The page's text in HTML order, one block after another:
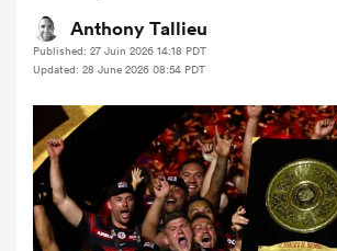
Anthony Tallieu
Published: 27 Juin 2026 14:18 PDT
Updated: 28 June 2026 08:54 PDT